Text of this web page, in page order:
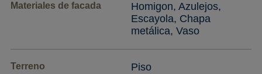
Materiales de facada
Homigon, Azulejos,
Escayola, Chapa
metálica, Vaso
Terreno Piso